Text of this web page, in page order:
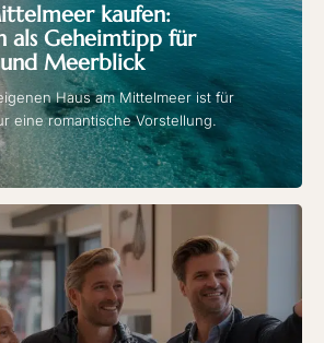
kaufen:
als Geheimtipp für
Meerblick
Haus am Mittelmeer ist für
eine romantische Vorstellung.